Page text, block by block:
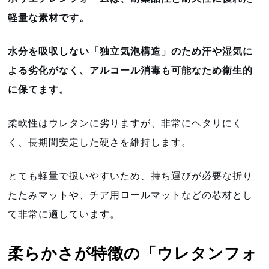
軽量な素材です。
水分を吸収しない「独立気泡構造」のため汗や湿気に
よる劣化がなく、アルコール消毒も可能なため衛生的
に保てます。
柔軟性はウレタンに劣りますが、非常にヘタリにく
く、長期間安定した硬さを維持します。
とても軽量で扱いやすいため、持ち運びが必要な折り
たたみマットや、チア用ロールマットなどの芯材とし
て非常に適しています。
柔らかさが特徴の「ウレタンフォ